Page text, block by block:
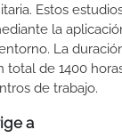
Estos
la
La
total de 1400
de trabajo.
a